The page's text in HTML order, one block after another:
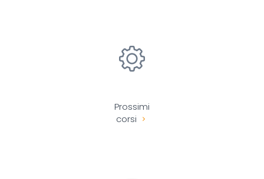
Prossimi
corsi